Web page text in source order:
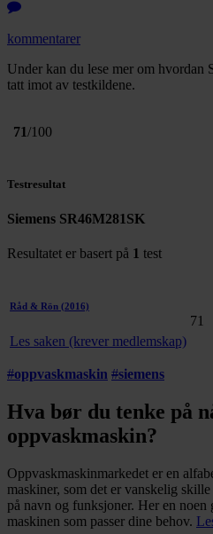
kommentarer
Under kan du lese mer om hvordan
tatt imot av testkildene.
71/100
Testresultat
Siemens SR46M281SK
Resultatet er basert på 1 test
Råd & Rön (2016)
Les saken (krever medlemskap)
71
#oppvaskmaskin #siemens
Hva bør du tenke på
oppvaskmaskin?
Oppvaskmaskinmarkedet er en
maskiner, som det er vanskelig
på navn og funksjoner. Her en
maskinen som passer dine behov.